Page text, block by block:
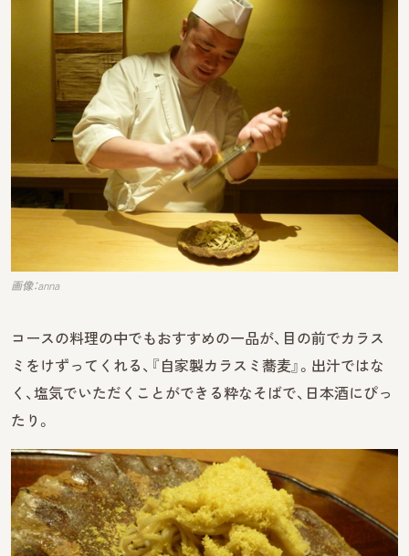
画像：anna
コースの料理の中でもおすすめの一品が、目の前でカラス
ミをけずってくれる、『自家製カラスミ蕎麦』。出汁ではな
く、塩気でいただくことができる粋なそばで、日本酒にぴっ
たり。